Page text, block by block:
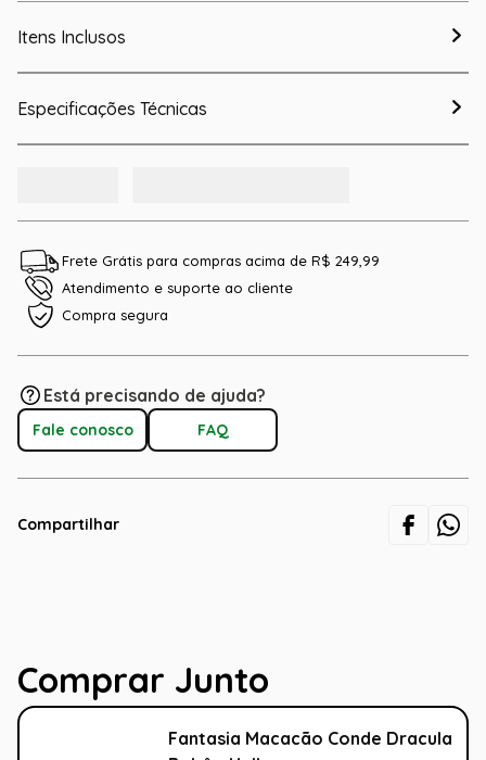
Itens Inclusos
Especificações Técnicas
Frete Grátis para compras acima de R$ 249,99
Atendimento e suporte ao cliente
Compra segura
Está precisando de ajuda?
Fale conosco FAQ
Compartilhar
Comprar Junto
Fantasia Macacão Conde Dracula